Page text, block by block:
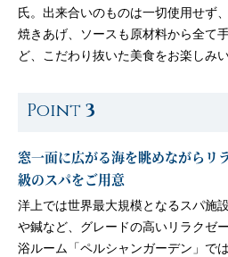
氏。出来合いのものは一切使用せず
焼きあげ、ソースも原材料から全て
ど、こだわり抜いた美食をお楽しみ
Point3
窓一面に広がる海を眺めながらリ
級のスパをご用意
洋上では世界最大規模となるスパ施
や鍼など、グレードの高いリラクゼ
浴ルーム「ペルシャンガーデン」で